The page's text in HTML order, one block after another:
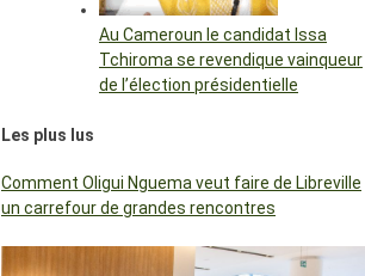
Au Cameroun le candidat Issa
Tchiroma se revendique vainqueur
de l’élection présidentielle
Les plus lus
Comment Oligui Nguema veut faire de Libreville
un carrefour de grandes rencontres